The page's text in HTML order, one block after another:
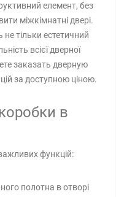
елемент, без
міжкімнатні двері.
тільки естетичний
всієї дверної
заказать дверную
за доступною ціною.
в
функцій:
полотна в отворі